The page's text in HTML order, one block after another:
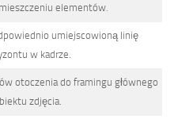
elementów.
umiejscowioną linię
w kadrze.
otoczenia do framingu głównego
zdjęcia.